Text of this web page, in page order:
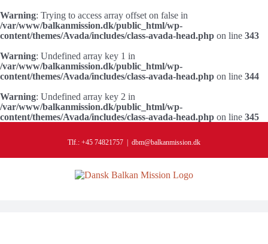
Warning: Trying to access array offset on false in
/var/www/balkanmission.dk/public_html/wp-
content/themes/Avada/includes/class-avada-head.php on line 343
Warning: Undefined array key 1 in
/var/www/balkanmission.dk/public_html/wp-
content/themes/Avada/includes/class-avada-head.php on line 344
Warning: Undefined array key 2 in
/var/www/balkanmission.dk/public_html/wp-
content/themes/Avada/includes/class-avada-head.php on line 345
Tlf.: +45 74821757 dbm@balkanmission.dk